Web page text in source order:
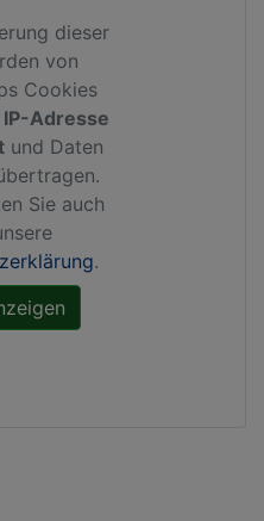
dieser
von
Cookies
IP-Adresse
und Daten
Sie auch
.